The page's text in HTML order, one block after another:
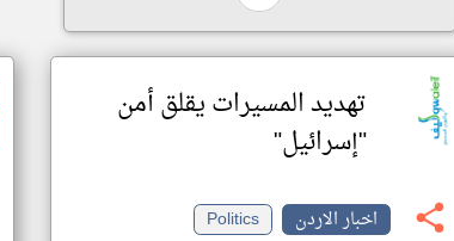
تهديد المسيرات يقلق أمن
"إسرائيل"
اخبار الاردن
Politics